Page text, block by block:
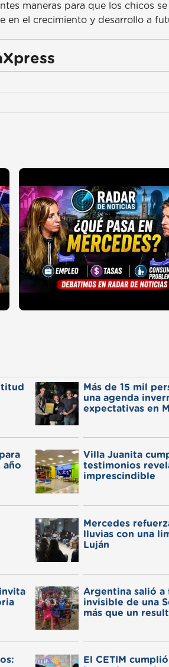
maneras para que los chicos
en el crecimiento y desarrollo a
Más de 15 mil
una agenda
expectativas en
año
Villa Juanita
testimonios
imprescindible
Mercedes
lluvias con una
Luján
Argentina salió
invisible de una
más que un
El CETIM